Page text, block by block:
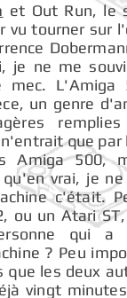
et Out Run, le
vu tourner sur
je ne me
mec. L'Amiga
un genre
que par
Amiga 500,
vrai, je
c'était.
ou un Atari
qui a
? Peu
que les deux
vingt